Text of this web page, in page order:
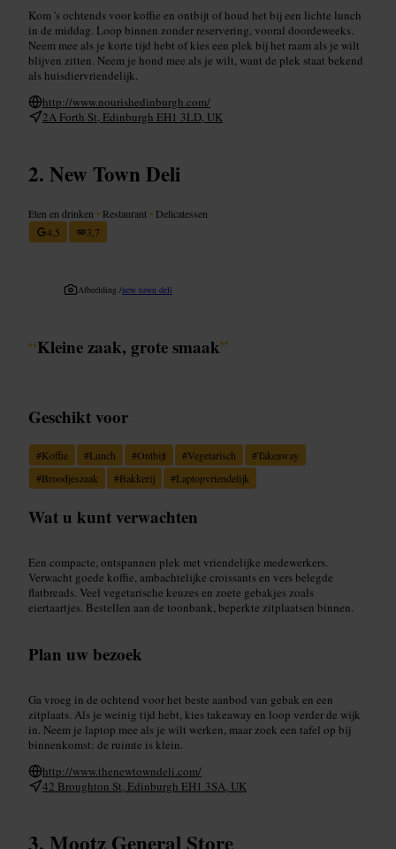
Kom 's ochtends voor koffie en ontbijt of houd het bij een lichte lunch
in de middag. Loop binnen zonder reservering, vooral doordeweeks.
Neem mee als je korte tijd hebt of kies een plek bij het raam als je wilt
blijven zitten. Neem je hond mee als je wilt, want de plek staat bekend
als huisdiervriendelijk.
http://www.nourishedinburgh.com/
2A Forth St, Edinburgh EH1 3LD, UK
New Town Deli
Eten en drinken • Restaurant • Delicatessen
4,5
3,7
Afbeelding /new town deli
“Kleine zaak, grote smaak”
Geschikt voor
#Koffie #Lunch #Ontbijt #Vegetarisch #Takeaway
#Broodjeszaak #Bakkerij #Laptopvriendelijk
Wat u kunt verwachten
Een compacte, ontspannen plek met vriendelijke medewerkers.
Verwacht goede koffie, ambachtelijke croissants en vers belegde
flatbreads. Veel vegetarische keuzes en zoete gebakjes zoals
eiertaartjes. Bestellen aan de toonbank, beperkte zitplaatsen binnen.
Plan uw bezoek
Ga vroeg in de ochtend voor het beste aanbod van gebak en een
zitplaats. Als je weinig tijd hebt, kies takeaway en loop verder de wijk
in. Neem je laptop mee als je wilt werken, maar zoek een tafel op bij
binnenkomst: de ruimte is klein.
http://www.thenewtowndeli.com/
42 Broughton St, Edinburgh EH1 3SA, UK
Mootz General Store